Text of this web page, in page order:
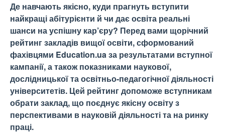
Де навчають якісно, куди прагнуть вступити
найкращі абітурієнти й чи дає освіта реальні
шанси на успішну кар’єру? Перед вами щорічний
рейтинг закладів вищої освіти, сформований
фахівцями Education.ua за результатами вступної
кампанії, а також показниками наукової,
дослідницької та освітньо-педагогічної діяльності
університетів. Цей рейтинг допоможе вступникам
обрати заклад, що поєднує якісну освіту з
перспективами в науковій діяльності та на ринку
праці.